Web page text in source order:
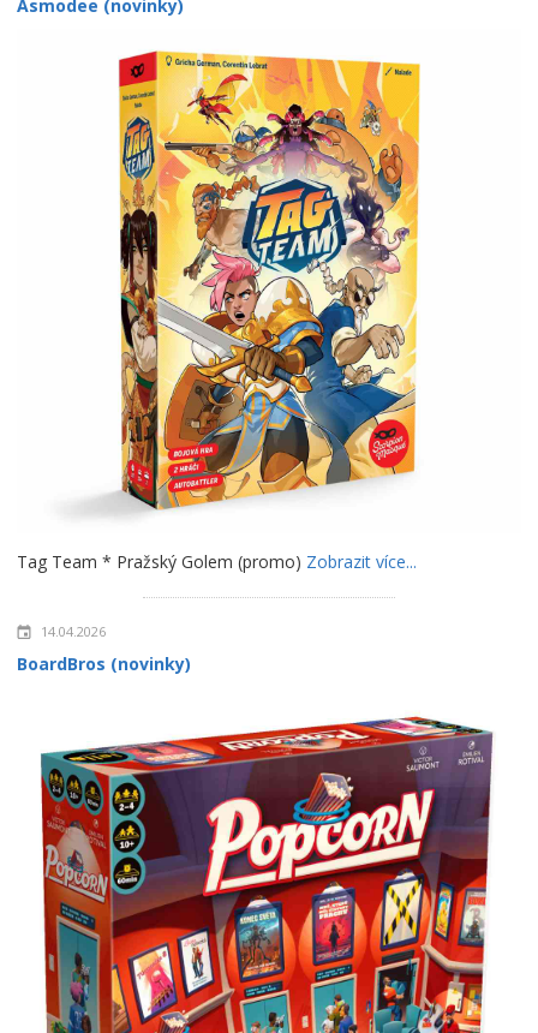
Asmodee (novinky)
Tag Team * Pražský Golem (promo) Zobrazit více...
14.04.2026
BoardBros (novinky)